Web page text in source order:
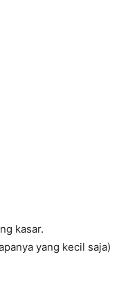
kasar.
yang kecil saja)